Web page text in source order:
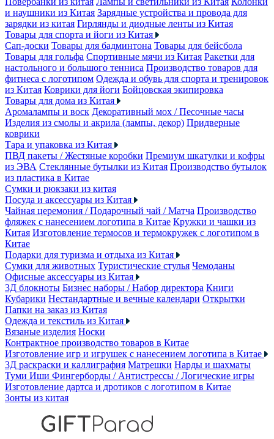
и наушники из Китая Зарядные устройства и провода для
зарядки из китая Гирлянды и диодные ленты из Китая
Товары для спорта и йоги из Китая
Сап-доски Товары для бадминтона Товары для бейсбола
Товары для гольфа Спортивные мячи из Китая Ракетки для
настольного и большого тенниса Производство товаров для
фитнеса с логотипом Одежда и обувь для спорта и тренировок
из Китая Коврики для йоги Бойцовская экипировка
Товары для дома из Китая
Аромалампы и воск Декоративный мох / Песочные часы
Изделия из смолы и акрила (лампы, декор) Придверные
коврики
Тара и упаковка из Китая
ПВД пакеты / Жестяные коробки Премиум шкатулки и кофры
из ЭВА Стеклянные бутылки из Китая Производство бутылок
из пластика в Китае
Сумки и рюкзаки из китая
Посуда и аксессуары из Китая
Чайная церемония / Подарочный чай / Матча Производство
фляжек с нанесением логотипа в Китае Кружки и чашки из
Китая Изготовление термосов и термокружек с логотипом в
Китае
Подарки для туризма и отдыха из Китая
Сумки для животных Туристические стулья Чемоданы
Офисные аксессуары из Китая
3Д блокноты Бизнес наборы / Набор директора Книги
Кубарики Нестандартные и вечные календари Открытки
Папки на заказ из Китая
Одежда и текстиль из Китая
Вязаные изделия Носки
Контрактное производство товаров в Китае
Изготовление игр и игрушек с нанесением логотипа в Китае
3Д раскраски и каллиграфия Матрешки Нарды и шахматы
Туми Иши Фингерборды / Антистрессы / Логические игры
Изготовление дартса и дротиков с логотипом в Китае
Зонты из китая